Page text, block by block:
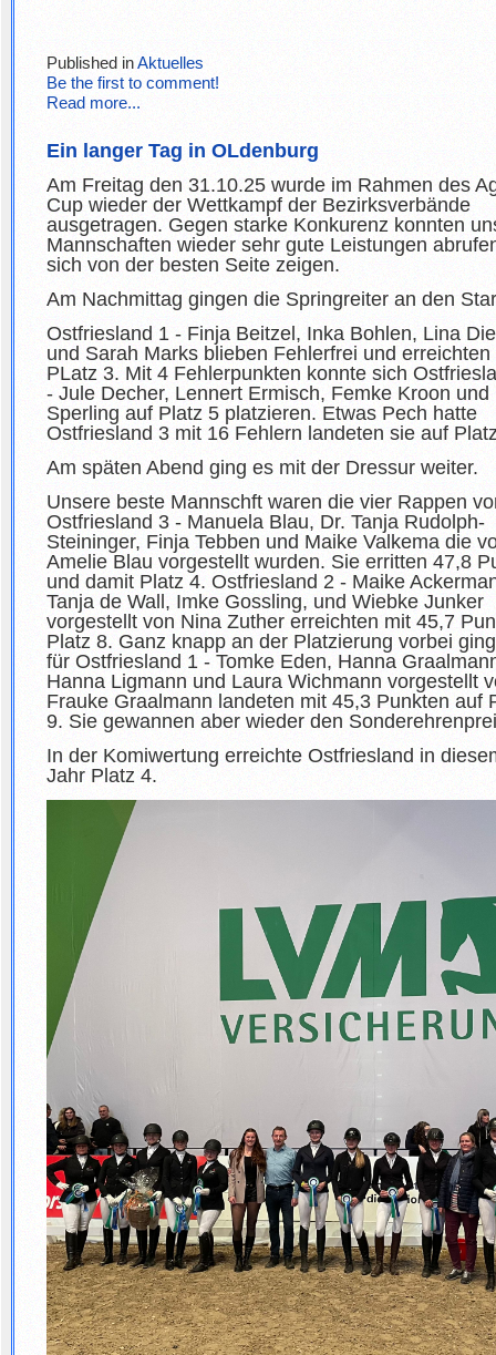
Published in Aktuelles
Be the first to comment!
Read more...
Ein langer Tag in OLdenburg
Am Freitag den 31.10.25 wurde im Rahmen des
Cup wieder der Wettkampf der Bezirksverbände
ausgetragen. Gegen starke Konkurenz konnten
Mannschaften wieder sehr gute Leistungen
sich von der besten Seite zeigen.
Am Nachmittag gingen die Springreiter an den
Ostfriesland 1 - Finja Beitzel, Inka Bohlen, Lina
und Sarah Marks blieben Fehlerfrei und erreichten
PLatz 3. Mit 4 Fehlerpunkten konnte sich
- Jule Decher, Lennert Ermisch, Femke Kroon und
Sperling auf Platz 5 platzieren. Etwas Pech hatte
Ostfriesland 3 mit 16 Fehlern landeten sie auf
Am späten Abend ging es mit der Dressur weiter.
Unsere beste Mannschft waren die vier Rappen
Ostfriesland 3 - Manuela Blau, Dr. Tanja Rudolph-
Steininger, Finja Tebben und Maike Valkema die
Amelie Blau vorgestellt wurden. Sie erritten 47,8
und damit Platz 4. Ostfriesland 2 - Maike
Tanja de Wall, Imke Gossling, und Wiebke Junker
vorgestellt von Nina Zuther erreichten mit 45,7
Platz 8. Ganz knapp an der Platzierung vorbei
für Ostfriesland 1 - Tomke Eden, Hanna
Hanna Ligmann und Laura Wichmann vorgestellt
Frauke Graalmann landeten mit 45,3 Punkten auf
9. Sie gewannen aber wieder den
In der Komiwertung erreichte Ostfriesland in
Jahr Platz 4.